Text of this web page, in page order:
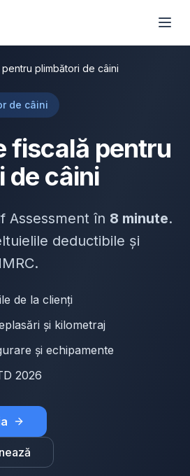
plimbători de câini
de câini
fiscală pentru
de câini
Assessment în 8 minute.
deductibile și
de la clienți
și kilometraj
și echipamente
2026